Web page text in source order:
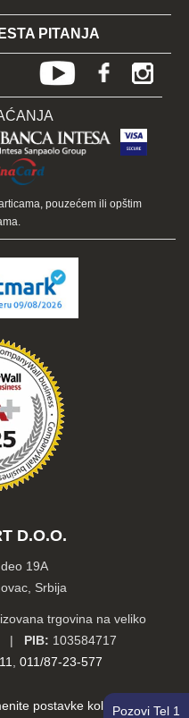
PITANJA
pouzećem ili opštim
D.O.O.
19A
Srbija
trgovina na veliko
| PIB: 103584717
011/87-23-577
postavke kolačićaPozovi Tel 1